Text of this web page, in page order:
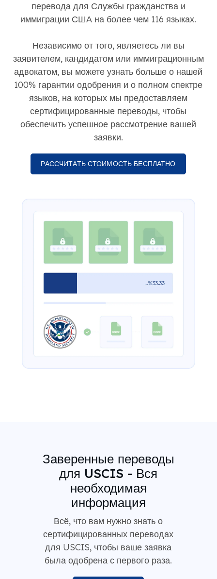
перевода для Службы гражданства и
иммиграции США на более чем 116 языках.
Независимо от того, являетесь ли вы
заявителем, кандидатом или иммиграционным
адвокатом, вы можете узнать больше о нашей
100% гарантии одобрения и о полном спектре
языков, на которых мы предоставляем
сертифицированные переводы, чтобы
обеспечить успешное рассмотрение вашей
заявки.
РАССЧИТАТЬ СТОИМОСТЬ БЕСПЛАТНО
Заверенные переводы
для USCIS - Вся
необходимая
информация
Всё, что вам нужно знать о
сертифицированных переводах
для USCIS, чтобы ваше заявка
была одобрена с первого раза.